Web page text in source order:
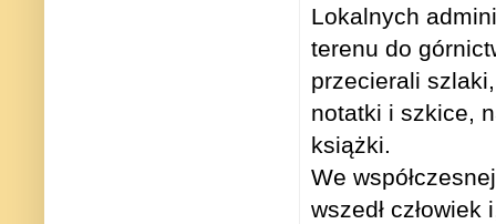
Lokalnych
terenu do
przecierali
notatki i szkice,
książki.
We
wszedł